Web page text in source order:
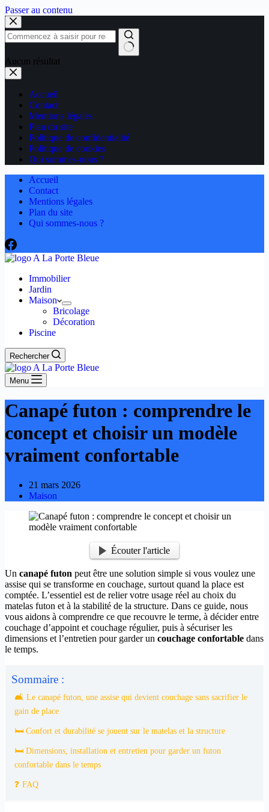
Passer au contenu
Aucun résultat
Accueil
Contact
Mentions légales
Plan du site
Politique de confidentialité
Politique de cookies
Qui sommes-nous ?
Accueil
Contact
Mentions légales
Plan du site
Qui sommes-nous ?
Immobilier
Jardin
Maison
Bricolage
Décoration
Piscine
Rechercher
Menu
Canapé futon : comprendre le
concept et choisir un modèle
vraiment confortable
21 mars 2026
Maison
Écouter l'article
Un canapé futon peut être une solution simple si vous voulez une
assise qui se transforme en couchage, surtout quand la place est
comptée. L’essentiel est de relier votre usage réel au choix du
matelas futon et à la stabilité de la structure. Dans ce guide, nous
vous aidons à comprendre ce que recouvre le terme, à décider entre
couchage d’appoint et couchage régulier, puis à sécuriser les
dimensions et l’entretien pour garder un couchage confortable dans
le temps.
Sommaire :
🛋️ Le canapé futon, une assise qui devient couchage sans sacrifier le
gain de place
🛏️ Confort et durabilité se jouent sur le matelas et la structure
🛏️ Dimensions, installation et entretien pour garder un futon
confortable dans le temps
❓ FAQ